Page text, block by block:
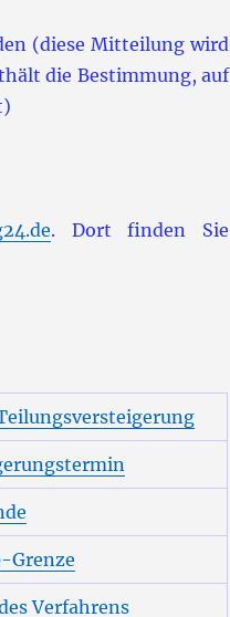
(diese Mitteilung wird
die Bestimmung, auf
. Dort finden Sie
Grenze
Verfahrens